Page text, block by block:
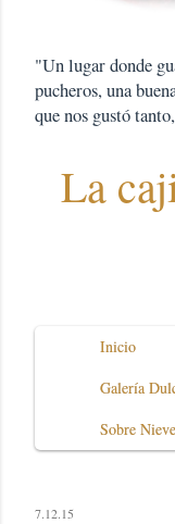
"Un lugar donde
pucheros, una
que nos gustó
La
Inicio
Galería
Sobre
7.12.15